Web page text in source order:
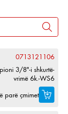
0713121106
3/8"-i shkurtë-
vrimë 6k.-WS6
parë çmimet